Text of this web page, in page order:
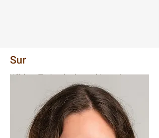
Sur
Wildcat Technologies a démarré en
2010 avec l'idée de révolutionner
l'instrumentation de pyrolyse en
laboratoire et sur site de puits pour
l'industrie pétrolière et gazière. Avec
l'introduction de l'instrument de
Apprendre encore plus